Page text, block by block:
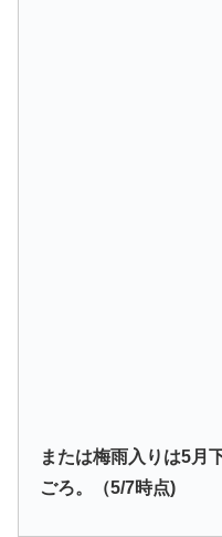
または梅雨入りは5月
ごろ。（5/7時点)